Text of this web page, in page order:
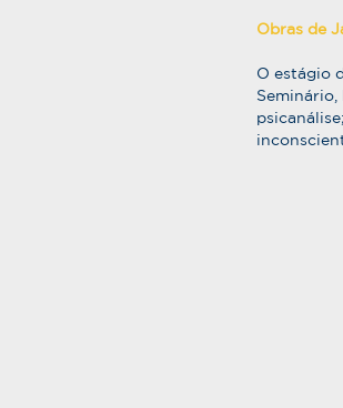
Obras de
O estágio